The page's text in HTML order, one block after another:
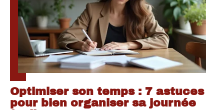
Optimiser son temps : 7 astuces
pour bien organiser sa journée